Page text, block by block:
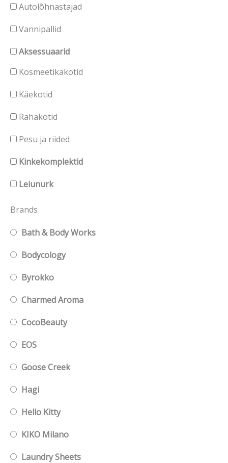
Autolõhnastajad
Vannipallid
Aksessuaarid
Kosmeetikakotid
Käekotid
Rahakotid
Pesu ja riided
Kinkekomplektid
Leiunurk
Brands
Bath & Body Works
Bodycology
Byrokko
Charmed Aroma
CocoBeauty
EOS
Goose Creek
Hagi
Hello Kitty
KIKO Milano
Laundry Sheets